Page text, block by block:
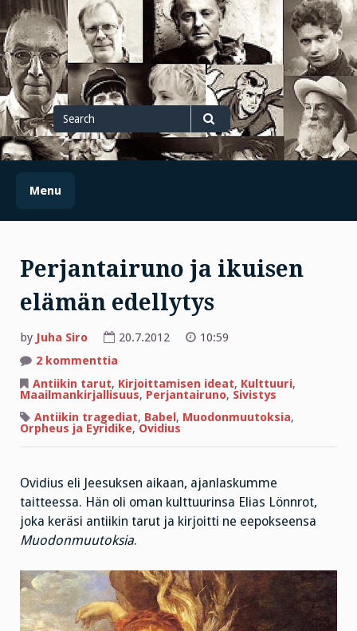
Skip
to
content
Search
for
Search
Menu
Perjantairuno ja ikuisen
elämän edellytys
by Juha Siro 20.7.2012
10:59
2 kommenttia
ja
ikuisen
elämän
edellytys
Antiikin tarut, Kirjoittamisen ideat, Kulttuuri,
Maailmankirjallisuus, Perjantairuno, Sivistys
Antiikin tragediat, Babel , Muodonmuutoksia,
Orpheus ja Eyridike, Ovidius
Ovidius eli Jeesuksen aikaan, ajanlaskumme
taitteessa. Hän oli oman kulttuurinsa Elias Lönnrot,
joka keräsi antiikin tarut ja kirjoitti ne eepokseensa
Muodonmuutoksia.